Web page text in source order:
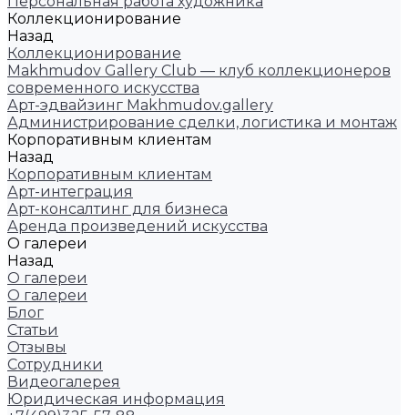
Коллекционирование
Назад
Коллекционирование
Makhmudov Gallery Club — клуб коллекционеров
современного искусства
Арт-эдвайзинг Makhmudov.gallery
Администрирование сделки, логистика и монтаж
Корпоративным клиентам
Назад
Корпоративным клиентам
Арт-интеграция
Арт-консалтинг для бизнеса
Аренда произведений искусства
О галереи
Назад
О галереи
О галереи
Блог
Статьи
Отзывы
Сотрудники
Видеогалерея
Юридическая информация